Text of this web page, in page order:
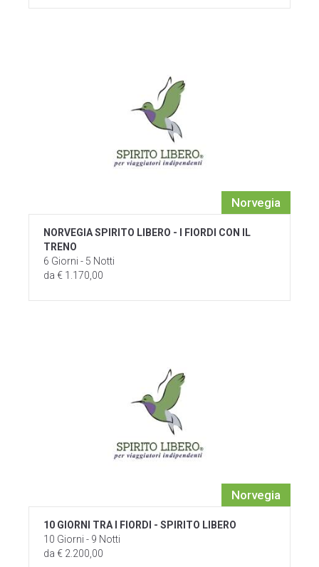
Norvegia
NORVEGIA SPIRITO LIBERO - I FIORDI CON IL
TRENO
6 Giorni - 5 Notti
da € 1.170,00
Norvegia
10 GIORNI TRA I FIORDI - SPIRITO LIBERO
10 Giorni - 9 Notti
da € 2.200,00